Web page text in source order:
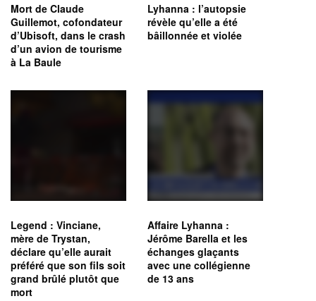
Mort de Claude
Guillemot, cofondateur
d’Ubisoft, dans le crash
d’un avion de tourisme
à La Baule
Lyhanna : l’autopsie
révèle qu’elle a été
bâillonnée et violée
Legend : Vinciane,
mère de Trystan,
déclare qu’elle aurait
préféré que son fils soit
grand brûlé plutôt que
mort
Affaire Lyhanna :
Jérôme Barella et les
échanges glaçants
avec une collégienne
de 13 ans